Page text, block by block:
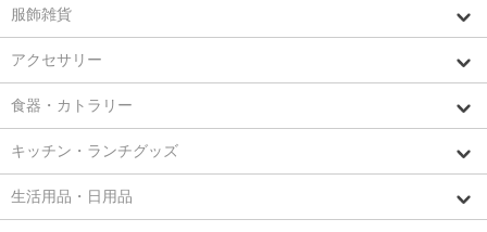
服飾雑貨
アクセサリー
食器・カトラリー
キッチン・ランチグッズ
生活用品・日用品